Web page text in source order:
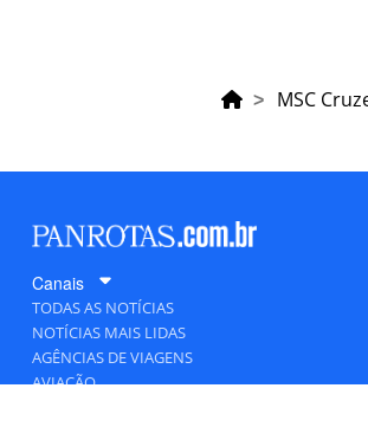
MSC
Canais
TODAS AS NOTÍCIAS
NOTÍCIAS MAIS LIDAS
AGÊNCIAS DE VIAGENS
AVIAÇÃO